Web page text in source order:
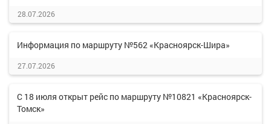
28.07.2026
Информация по маршруту №562 «Красноярск-Шира»
27.07.2026
С 18 июля открыт рейс по маршруту №10821 «Красноярск-
Томск»